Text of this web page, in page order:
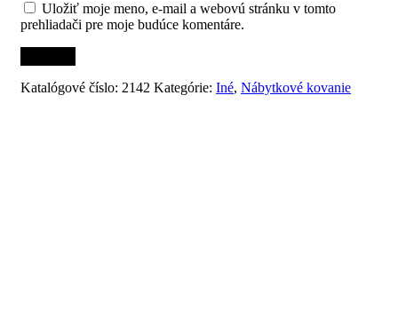
Uložiť moje meno, e-mail a webovú stránku v tomto
prehliadači pre moje budúce komentáre.
Katalógové číslo: 2142 Kategórie: Iné, Nábytkové kovanie